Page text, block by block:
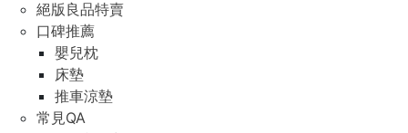
絕版良品特賣
口碑推薦
嬰兒枕
床墊
推車涼墊
常見QA